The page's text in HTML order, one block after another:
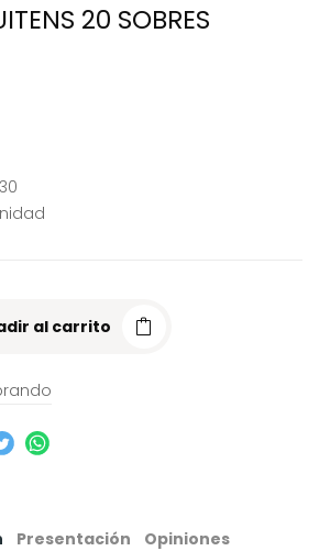
20 SOBRES
al carrito
Presentación Opiniones